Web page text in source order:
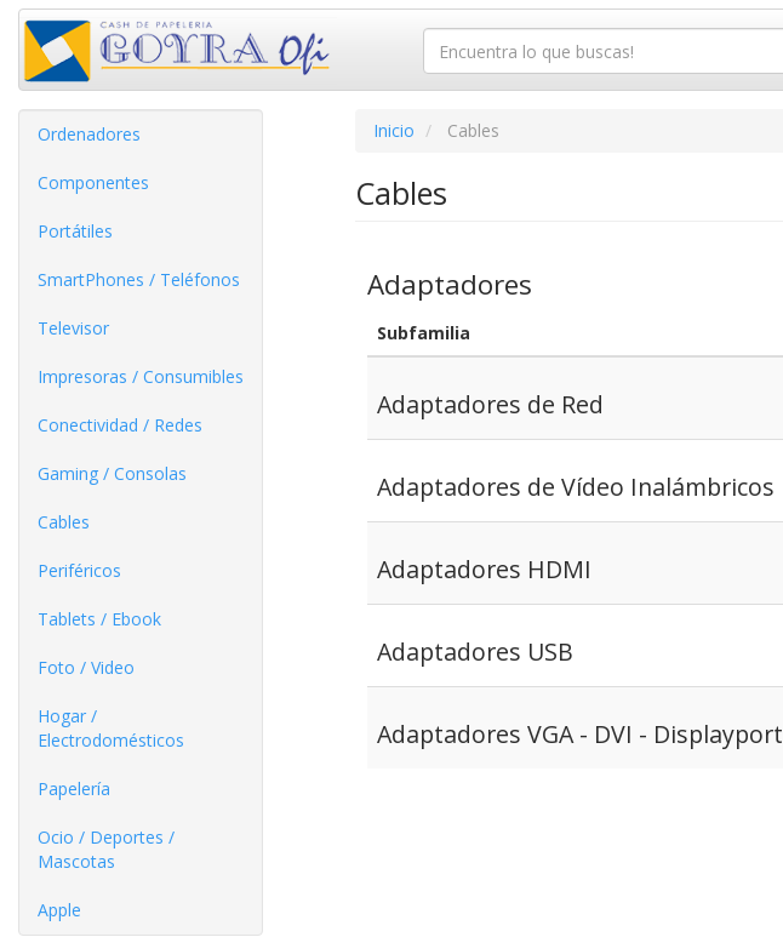
Ordenadores
Componentes
Portátiles
SmartPhones / Teléfonos
Televisor
Impresoras / Consumibles
Conectividad / Redes
Gaming / Consolas
Cables
Periféricos
Tablets / Ebook
Foto / Video
Hogar /
Electrodomésticos
Papelería
Ocio / Deportes /
Mascotas
Apple
Inicio Cables
Cables
Adaptadores
Subfamilia
Adaptadores de Red
Adaptadores de Vídeo Inalámbricos
Adaptadores HDMI
Adaptadores USB
Adaptadores VGA - DVI - Displayport